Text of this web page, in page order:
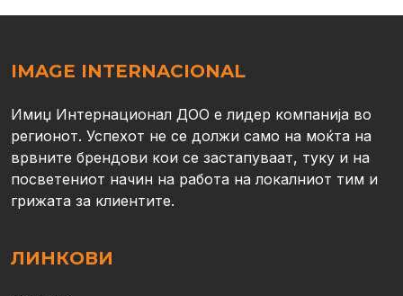
IMAGE INTERNACIONAL
Имиџ Интернационал ДОО е лидер компанија во
регионот. Успехот не се должи само на моќта на
врвните брендови кои се застапуваат, туку и на
посветениот начин на работа на локалниот тим и
грижата за клиентите.
ЛИНКОВИ